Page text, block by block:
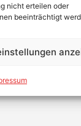
nicht erteilen oder
beeinträchtigt
schnelle